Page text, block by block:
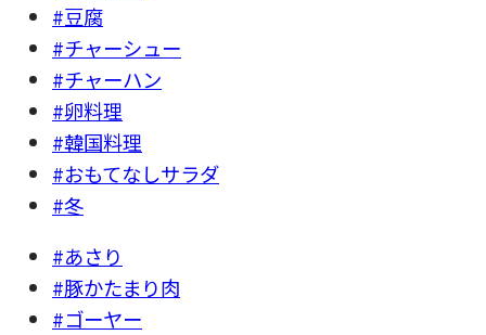
#豆腐
#チャーシュー
#チャーハン
#卵料理
#韓国料理
#おもてなしサラダ
#冬
#あさり
#豚かたまり肉
#ゴーヤー